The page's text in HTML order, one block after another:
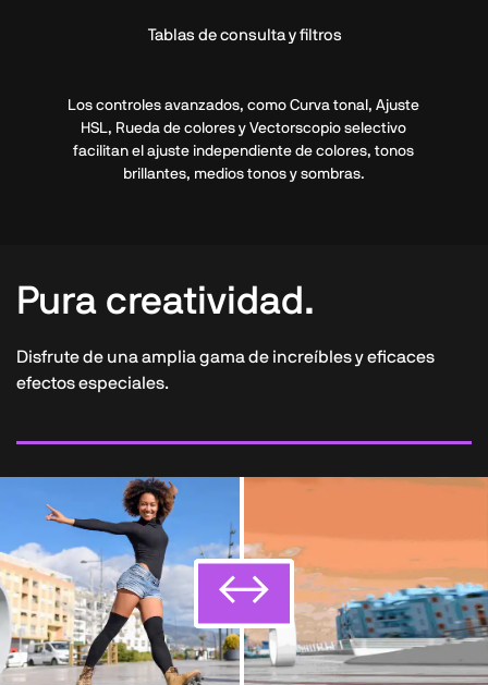
Tablas de consulta y filtros
Los controles avanzados, como Curva tonal, Ajuste
HSL, Rueda de colores y Vectorscopio selectivo
facilitan el ajuste independiente de colores, tonos
brillantes, medios tonos y sombras.
Pura creatividad.
Disfrute de una amplia gama de increíbles y eficaces
efectos especiales.
↔
↔
↔
↔